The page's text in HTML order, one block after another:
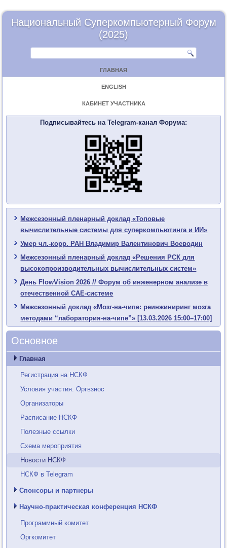
Национальный Суперкомпьютерный Форум
(2025)
ГЛАВНАЯ
ENGLISH
КАБИНЕТ УЧАСТНИКА
Подписывайтесь на Telegram-канал Форума:
Межсезонный пленарный доклад «Топовые
вычислительные системы для суперкомпьютинга и ИИ»
Умер чл.-корр. РАН Владимир Валентинович Воеводин
Межсезонный пленарный доклад «Решения РСК для
высокопроизводительных вычислительных систем»
День FlowVision 2026 // Форум об инженерном анализе в
отечественной CAE-системе
Межсезонный доклад «Мозг-на-чипе: реинжиниринг мозга
методами “лаборатория-на-чипе”» [13.03.2026 15:00–17:00]
Основное
Главная
Регистрация на НСКФ
Условия участия. Оргвзнос
Организаторы
Расписание НСКФ
Полезные ссылки
Схема мероприятия
Новости НСКФ
НСКФ в Telegram
Спонсоры и партнеры
Научно-практическая конференция НСКФ
Программный комитет
Оргкомитет